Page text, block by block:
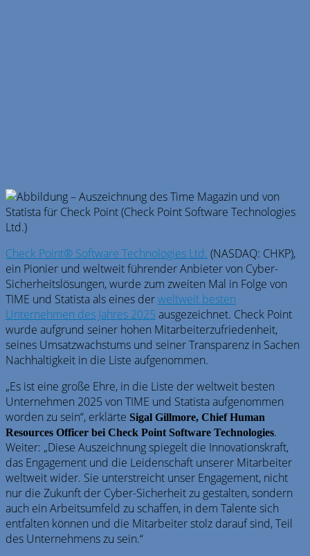
Check Point® Software Technologies Ltd. (NASDAQ: CHKP),
ein Pionier und weltweit führender Anbieter von Cyber-
Sicherheitslösungen, wurde zum zweiten Mal in Folge von
TIME und Statista als eines derweltweit besten
Unternehmen des Jahres 2025 ausgezeichnet. Check Point
wurde aufgrund seiner hohen Mitarbeiterzufriedenheit,
seines Umsatzwachstums und seiner Transparenz in Sachen
Nachhaltigkeit in die Liste aufgenommen.
„Es ist eine große Ehre, in die Liste der weltweit besten
Unternehmen 2025 von TIME und Statista aufgenommen
worden zu sein“, erklärte Sigal Gillmore, Chief Human
Resources Officer bei Check Point Software Technologies.
Weiter: „Diese Auszeichnung spiegelt die Innovationskraft,
das Engagement und die Leidenschaft unserer Mitarbeiter
weltweit wider. Sie unterstreicht unser Engagement, nicht
nur die Zukunft der Cyber-Sicherheit zu gestalten, sondern
auch ein Arbeitsumfeld zu schaffen, in dem Talente sich
entfalten können und die Mitarbeiter stolz darauf sind, Teil
des Unternehmens zu sein.“